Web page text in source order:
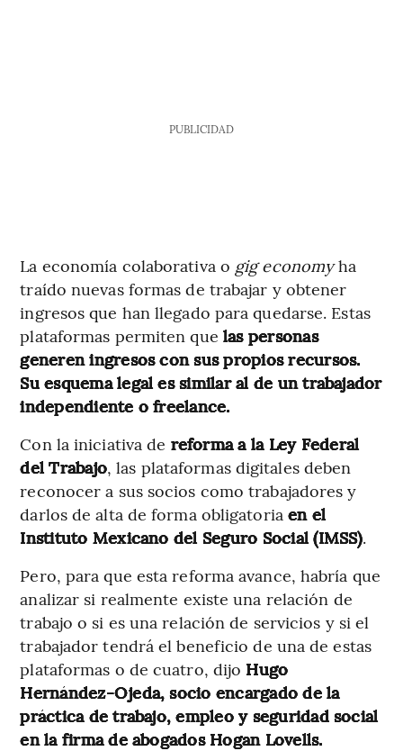
PUBLICIDAD
La economía colaborativa o gig economyha
traído nuevas formas de trabajar y obtener
ingresos que han llegado para quedarse. Estas
plataformas permiten que las personas
generen ingresos con sus propios recursos.
Su esquema legal es similar al de un trabajador
independiente o freelance.
Con la iniciativa de reforma a la Ley Federal
del Trabajo, las plataformas digitales deben
reconocer a sus socios como trabajadores y
darlos de alta de forma obligatoria en el
Instituto Mexicano del Seguro Social (IMSS).
Pero, para que esta reforma avance, habría que
analizar si realmente existe una relación de
trabajo o si es una relación de servicios y si el
trabajador tendrá el beneficio de una de estas
plataformas o de cuatro, dijo Hugo
Hernández-Ojeda, socio encargado de la
práctica de trabajo, empleo y seguridad social
en la firma de abogados Hogan Lovells.